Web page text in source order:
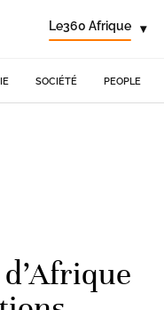
Le360 Afrique ▾
SOCIÉTÉ PEOPLE